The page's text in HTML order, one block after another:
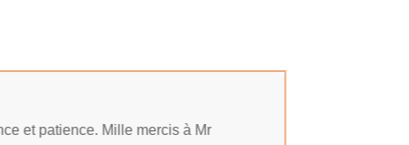
et patience. Mille mercis à Mr